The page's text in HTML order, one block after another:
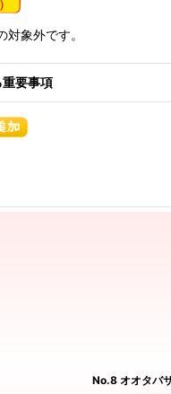
象外です。
要事項
No.8 オオタバ